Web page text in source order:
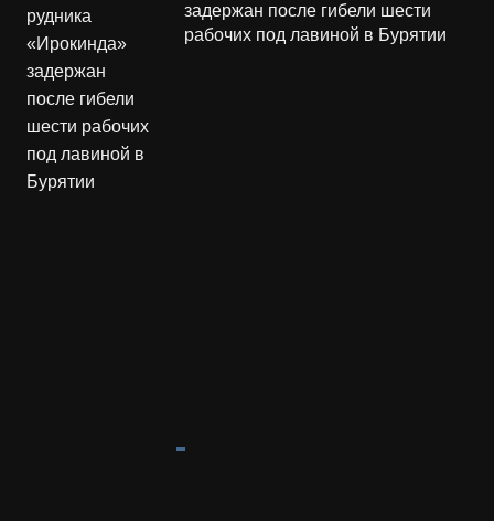
задержан после гибели шести
рабочих под лавиной в Бурятии